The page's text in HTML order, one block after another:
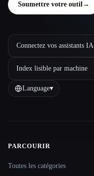
Soumettre votre outil→
Connectez vos assistants IA
Index lisible par machine
Language▾
Site navigation
PARCOURIR
Toutes les catégories